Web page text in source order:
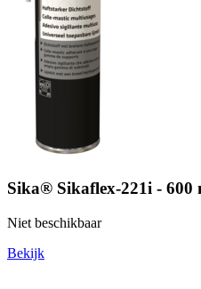
Sika® Sikaflex-221i - 600
Niet beschikbaar
Bekijk